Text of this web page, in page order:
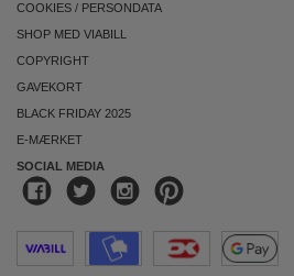
COOKIES / PERSONDATA
SHOP MED VIABILL
COPYRIGHT
GAVEKORT
BLACK FRIDAY 2025
E-MÆRKET
SOCIAL MEDIA